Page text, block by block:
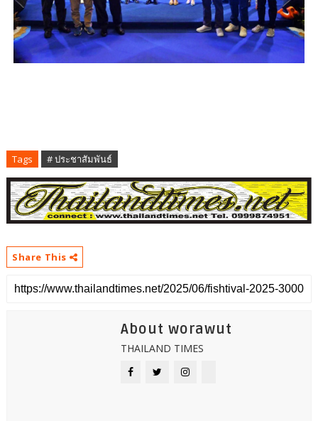
Tags # ประชาสัมพันธ์
Share This
About worawut
THAILAND TIMES